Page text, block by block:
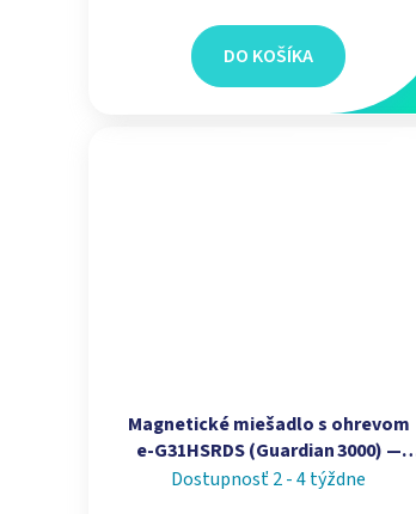
DO KOŠÍKA
Magnetické miešadlo s ohrevom
e‑G31HSRDS (Guardian 3000) —
kapacita 15 L, keramicko‑nerezová
Dostupnosť 2 - 4 týždne